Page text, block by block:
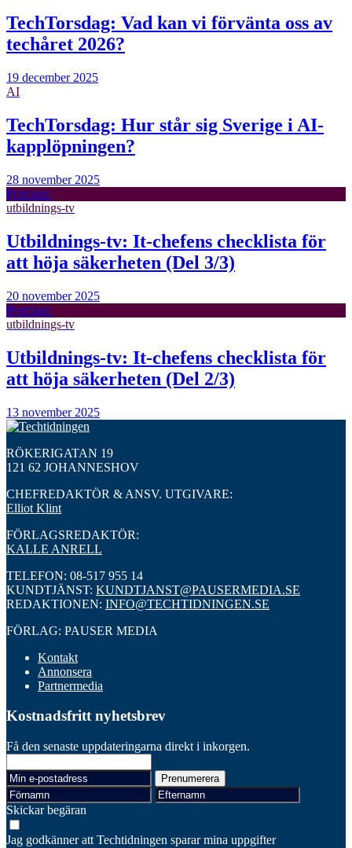
TechTorsdag: Vad kan vi förvänta oss av
techåret 2026?
19 december 2025
AI
TechTorsdag: Hur står sig Sverige i AI-
kapplöpningen?
28 november 2025
Premium
utbildnings-tv
Utbildnings-tv: It-chefens checklista för
att höja säkerheten (Del 3/3)
20 november 2025
Premium
utbildnings-tv
Utbildnings-tv: It-chefens checklista för
att höja säkerheten (Del 2/3)
13 november 2025
RÖKERIGATAN 19
121 62 JOHANNESHOV
CHEFREDAKTÖR & ANSV. UTGIVARE:
Elliot Klint
FÖRLAGSREDAKTÖR:
KALLE ANRELL
TELEFON: 08-517 955 14
KUNDTJÄNST: KUNDTJANST@PAUSERMEDIA.SE
REDAKTIONEN: INFO@TECHTIDNINGEN.SE
FÖRLAG: PAUSER MEDIA
Kontakt
Annonsera
Partnermedia
Kostnadsfritt nyhetsbrev
Få den senaste uppdateringarna direkt i inkorgen.
Skickar begäran
Jag godkänner att Techtidningen sparar mina uppgifter